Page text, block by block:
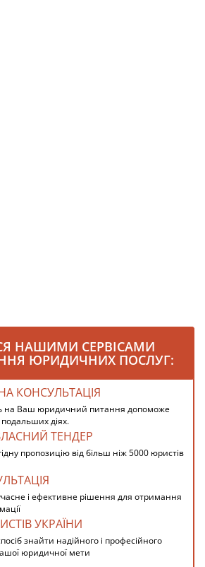
НАШИМИ СЕРВІСАМИ
ЮРИДИЧНИХ ПОСЛУГ:
КОНСУЛЬТАЦІЯ
на Ваш юридичний питання допоможе
подальших діях.
ТЕНДЕР
пропозицію від більш ніж 5000 юристів
і ефективне рішення для отримання
УКРАЇНИ
знайти надійного і професійного
юридичної мети